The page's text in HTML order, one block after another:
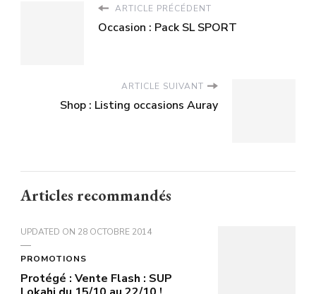
ARTICLE PRÉCÉDENT
Occasion : Pack SL SPORT
ARTICLE SUIVANT
Shop : Listing occasions Auray
Articles recommandés
UPDATED ON 28 OCTOBRE 2014
PROMOTIONS
Protégé : Vente Flash : SUP